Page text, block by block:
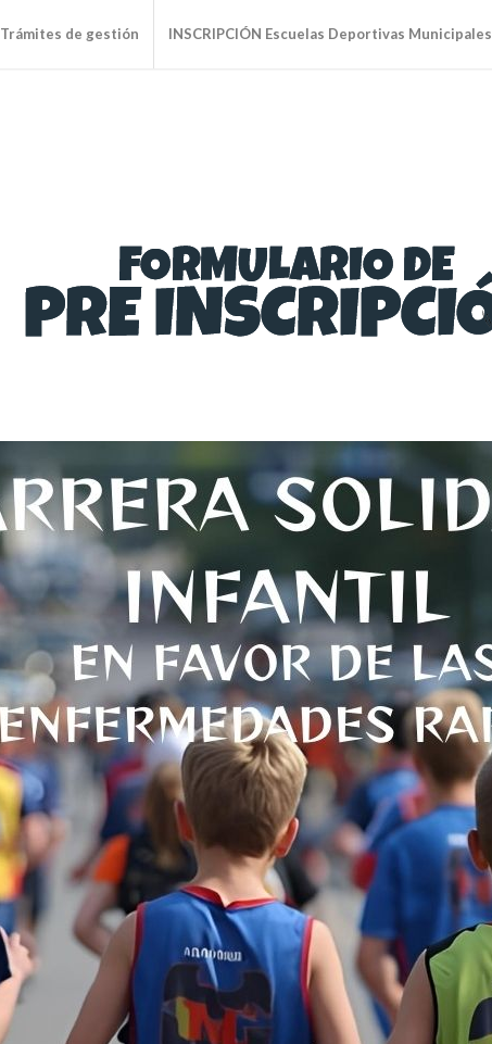
Trámites de gestión INSCRIPCIÓN Escuelas Deportivas Municipales